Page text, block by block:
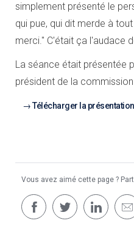
simplement présenté le
qui pue, qui dit merde à
merci." C'était ça l'audace
La séance était présentée
président de la commission
Télécharger la
Vous avez aimé cette page ?